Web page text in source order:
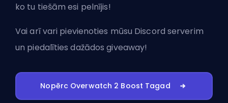
ko tu tiešām esi pelnījis!
Vai arī vari pievienoties mūsu Discord serverim
un piedalīties dažādos giveaway!
Nopērc Overwatch 2 Boost Tagad